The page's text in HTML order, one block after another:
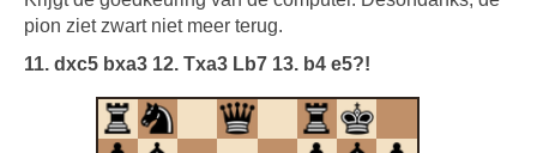
pion ziet zwart niet meer terug.
11. dxc5 bxa3 12. Txa3 Lb7 13. b4 e5?!